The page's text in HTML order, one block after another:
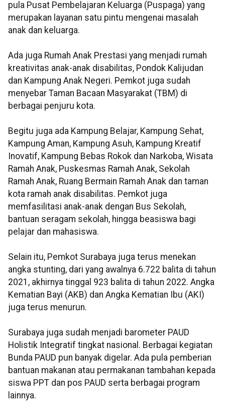
pula Pusat Pembelajaran Keluarga (Puspaga) yang
merupakan layanan satu pintu mengenai masalah
anak dan keluarga.
Ada juga Rumah Anak Prestasi yang menjadi rumah
kreativitas anak-anak disabilitas, Pondok Kalijudan
dan Kampung Anak Negeri. Pemkot juga sudah
menyebar Taman Bacaan Masyarakat (TBM) di
berbagai penjuru kota.
Begitu juga ada Kampung Belajar, Kampung Sehat,
Kampung Aman, Kampung Asuh, Kampung Kreatif
Inovatif, Kampung Bebas Rokok dan Narkoba, Wisata
Ramah Anak, Puskesmas Ramah Anak, Sekolah
Ramah Anak, Ruang Bermain Ramah Anak dan taman
kota ramah anak disabilitas. Pemkot juga
memfasilitasi anak-anak dengan Bus Sekolah,
bantuan seragam sekolah, hingga beasiswa bagi
pelajar dan mahasiswa.
Selain itu, Pemkot Surabaya juga terus menekan
angka stunting, dari yang awalnya 6.722 balita di tahun
2021, akhirnya tinggal 923 balita di tahun 2022. Angka
Kematian Bayi (AKB) dan Angka Kematian Ibu (AKI)
juga terus menurun.
Surabaya juga sudah menjadi barometer PAUD
Holistik Integratif tingkat nasional. Berbagai kegiatan
Bunda PAUD pun banyak digelar. Ada pula pemberian
bantuan makanan atau permakanan tambahan kepada
siswa PPT dan pos PAUD serta berbagai program
lainnya.